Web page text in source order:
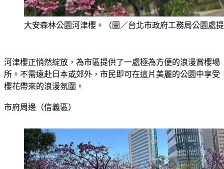
大安森林公園河津櫻。（圖／台北市政府工務局公園處
河津櫻正悄然綻放，為市區提供了一處極為方便的浪漫賞櫻場
所。不需遠赴日本或郊外，市民即可在這片美麗的公園中享受
櫻花帶來的浪漫氛圍。
市府周邊（信義區）